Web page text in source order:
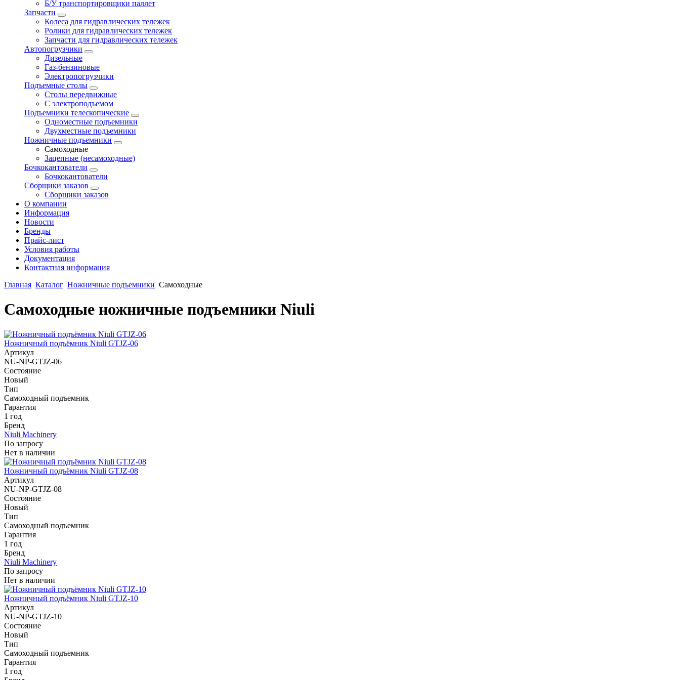
Б/У транспортировщики паллет
Запчасти
Колеса для гидравлических тележек
Ролики для гидравлических тележек
Запчасти для гидравлических тележек
Автопогрузчики
Дизельные
Газ-бензиновые
Электропогрузчики
Подъемные столы
Столы передвижные
С электроподъемом
Подъемники телескопические
Одноместные подъемники
Двухместные подъемники
Ножничные подъемники
Самоходные
Зацепные (несамоходные)
Бочкокантователи
Бочкокантователи
Сборщики заказов
Сборщики заказов
О компании
Информация
Новости
Бренды
Прайс-лист
Условия работы
Документация
Контактная информация
Главная Каталог Ножничные подъемники Самоходные
Самоходные ножничные подъемники Niuli
Ножничный подъёмник Niuli GTJZ-06
Артикул
NU-NP-GTJZ-06
Состояние
Новый
Тип
Самоходный подъемник
Гарантия
1 год
Бренд
Niuli Machinery
По запросу
Нет в наличии
Ножничный подъёмник Niuli GTJZ-08
Артикул
NU-NP-GTJZ-08
Состояние
Новый
Тип
Самоходный подъемник
Гарантия
1 год
Бренд
Niuli Machinery
По запросу
Нет в наличии
Ножничный подъёмник Niuli GTJZ-10
Артикул
NU-NP-GTJZ-10
Состояние
Новый
Тип
Самоходный подъемник
Гарантия
1 год